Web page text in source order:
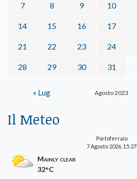
Agosto 2023
7 8 9 10
14 15 16 17
21 22 23 24
28 29 30 31
« Lug
Il Meteo
Portoferraio
7 Agosto 2026, 15:27
Mainly clear
32°C